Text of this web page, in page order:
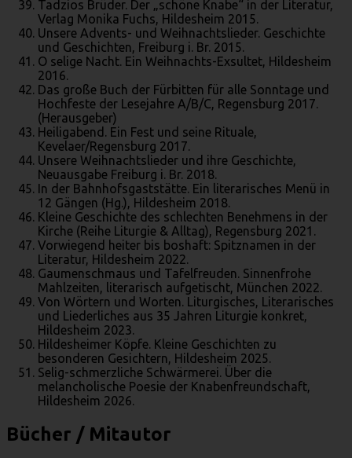
Tadzios Brüder. Der „schöne Knabe“ in der Literatur,
Verlag Monika Fuchs, Hildesheim 2015.
Unsere Advents- und Weihnachtslieder. Geschichte
und Geschichten, Freiburg i. Br. 2015.
O selige Nacht. Ein Weihnachts-Exsultet, Hildesheim
2016.
Das große Buch der Fürbitten für alle Sonntage und
Hochfeste der Lesejahre A/B/C, Regensburg 2017.
(Herausgeber)
Heiligabend. Ein Fest und seine Rituale,
Kevelaer/Regensburg 2017.
Unsere Weihnachtslieder und ihre Geschichte,
Neuausgabe Freiburg i. Br. 2018.
In der Bahnhofsgaststätte. Ein literarisches Menü in
12 Gängen (Hg.), Hildesheim 2018.
Kleine Geschichte des schlechten Benehmens in der
Kirche (Reihe Liturgie & Alltag), Regensburg 2021.
Vorwiegend heiter bis boshaft: Spitznamen in der
Literatur, Hildesheim 2022.
Gaumenschmaus und Tafelfreuden. Sinnenfrohe
Mahlzeiten, literarisch aufgetischt, München 2022.
Von Wörtern und Worten. Liturgisches, Literarisches
und Liederliches aus 35 Jahren Liturgie konkret,
Hildesheim 2023.
Hildesheimer Köpfe. Kleine Geschichten zu
besonderen Gesichtern, Hildesheim 2025.
Selig-schmerzliche Schwärmerei. Über die
melancholische Poesie der Knabenfreundschaft,
Hildesheim 2026.
Bücher / Mitautor